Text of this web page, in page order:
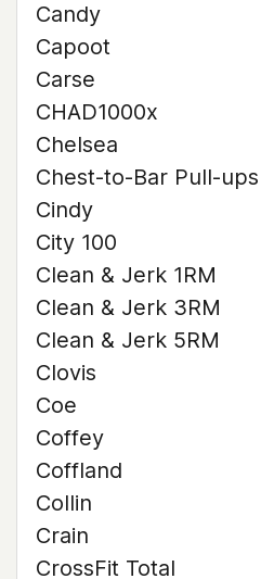
Candy
Capoot
Carse
CHAD1000x
Chelsea
Chest-to-Bar Pull-ups
Cindy
City 100
Clean & Jerk 1RM
Clean & Jerk 3RM
Clean & Jerk 5RM
Clovis
Coe
Coffey
Coffland
Collin
Crain
CrossFit Total